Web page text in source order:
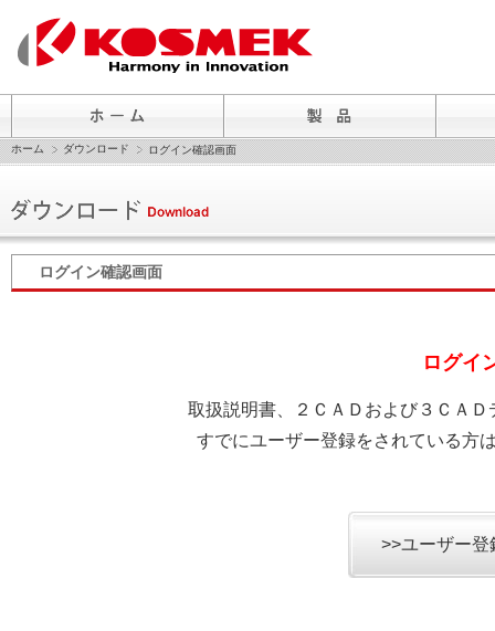
ホーム ダウンロード ログイン確認画面
ログイン確認画面
ログイ
取扱説明書、２ＣＡＤおよび３ＣＡ
すでにユーザー登録をされている方
>>ユーザー